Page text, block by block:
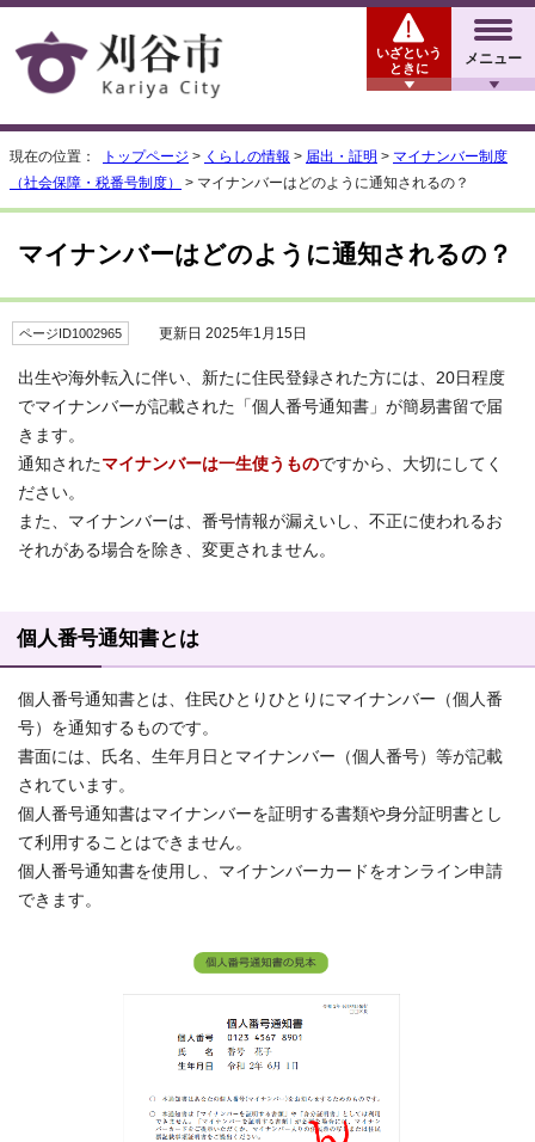
メニュー
いざという
ときに
現在の位置： トップページ > くらしの情報 > 届出・証明 > マイナンバー制度
（社会保障・税番号制度）
> マイナンバーはどのように通知されるの？
マイナンバーはどのように通知されるの？
ページID1002965 更新日 2025年1月15日
出生や海外転入に伴い、新たに住民登録された方には、20日程度
でマイナンバーが記載された「個人番号通知書」が簡易書留で届
きます。
通知されたマイナンバーは一生使うものですから、大切にしてく
ださい。
また、マイナンバーは、番号情報が漏えいし、不正に使われるお
それがある場合を除き、変更されません。
個人番号通知書とは
個人番号通知書とは、住民ひとりひとりにマイナンバー（個人番
号）を通知するものです。
書面には、氏名、生年月日とマイナンバー（個人番号）等が記載
されています。
個人番号通知書はマイナンバーを証明する書類や身分証明書とし
て利用することはできません。
個人番号通知書を使用し、マイナンバーカードをオンライン申請
できます。